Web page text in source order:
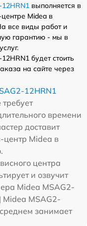
выполняется в
Midea в
все виды работ и
гарантию - мы в
будет стоить
на сайте через
12HRN1
времени
доставит
центр Midea в
центра
и озвучит
Midea MSAG2-
Midea MSAG2-
занимает